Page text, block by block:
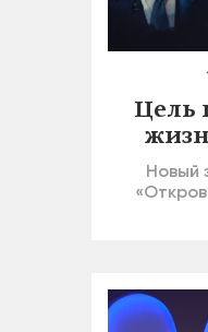
Цель
Новый